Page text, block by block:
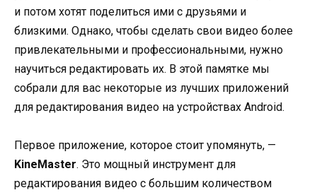
и потом хотят поделиться ими с друзьями и
близкими. Однако, чтобы сделать свои видео более
привлекательными и профессиональными, нужно
научиться редактировать их. В этой памятке мы
собрали для вас некоторые из лучших приложений
для редактирования видео на устройствах Android.
Первое приложение, которое стоит упомянуть, —
KineMaster. Это мощный инструмент для
редактирования видео с большим количеством